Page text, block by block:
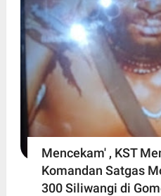
Mencekam' , KST
Komandan Satgas
300 Siliwangi di